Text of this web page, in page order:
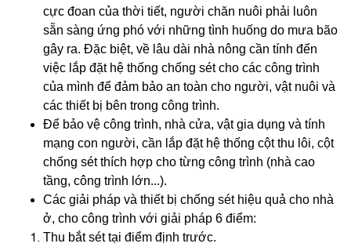
cực đoan của thời tiết, người chăn nuôi phải luôn
sẵn sàng ứng phó với những tình huống do mưa bão
gây ra. Đặc biệt, về lâu dài nhà nông cần tính đến
việc lắp đặt hệ thống chống sét cho các công trình
của mình để đảm bảo an toàn cho người, vật nuôi và
các thiết bị bên trong công trình.
Để bảo vệ công trình, nhà cửa, vật gia dụng và tính
mạng con người, cần lắp đặt hệ thống cột thu lôi, cột
chống sét thích hợp cho từng công trình (nhà cao
tầng, công trình lớn...).
Các giải pháp và thiết bị chống sét hiệu quả cho nhà
ở, cho công trình với giải pháp 6 điểm:
Thu bắt sét tại điểm định trước.